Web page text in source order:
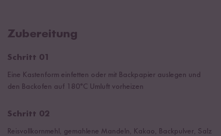
Zubereitung
Schritt 01
Eine Kastenform einfetten oder mit Backpapier auslegen und
den Backofen auf 180°C Umluft vorheizen
Schritt 02
Reisvollkornmehl, gemahlene Mandeln, Kakao, Backpulver, Salz